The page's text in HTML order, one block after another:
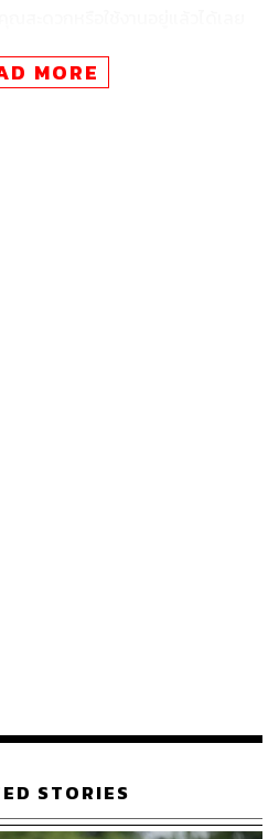
MORE
STORIES